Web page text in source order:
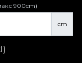
cm
900cm)